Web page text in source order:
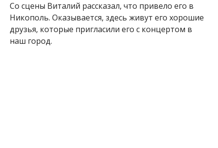
Со сцены Виталий рассказал, что привело его в
Никополь. Оказывается, здесь живут его хорошие
друзья, которые пригласили его с концертом в
наш город.